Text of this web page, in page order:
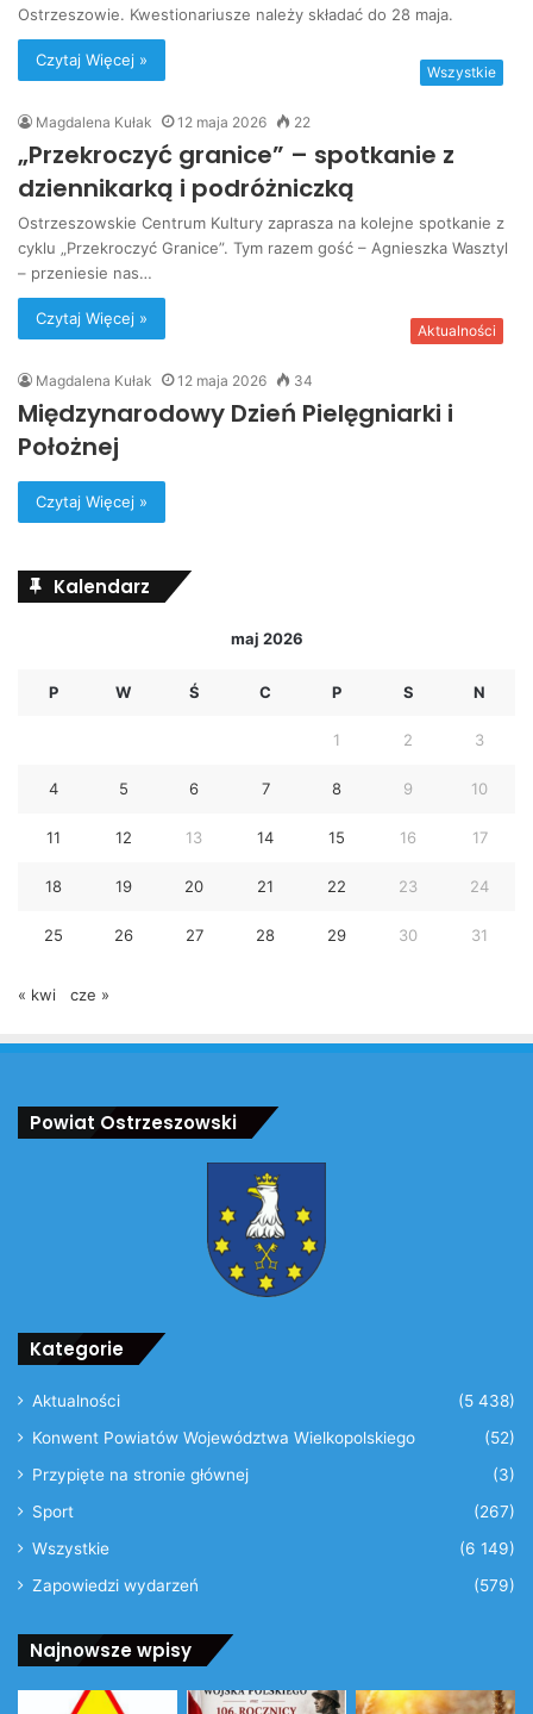
Ostrzeszowie. Kwestionariusze należy składać do 28 maja.
Czytaj Więcej »
Wszystkie
Magdalena Kułak 12 maja 2026 22
„Przekroczyć granice” – spotkanie z
dziennikarką i podróżniczką
Ostrzeszowskie Centrum Kultury zaprasza na kolejne spotkanie z
cyklu „Przekroczyć Granice”. Tym razem gość – Agnieszka Wasztyl
– przeniesie nas…
Czytaj Więcej »
Aktualności
Magdalena Kułak 12 maja 2026 34
Międzynarodowy Dzień Pielęgniarki i
Położnej
Czytaj Więcej »
Kalendarz
maj 2026
P W Ś C P S N
1 2 3
4 5 6 7 8 9 10
11 12 13 14 15 16 17
18 19 20 21 22 23 24
25 26 27 28 29 30 31
« kwi cze »
Powiat Ostrzeszowski
Kategorie
Aktualności
(5 438)
Konwent Powiatów Województwa Wielkopolskiego
(52)
Przypięte na stronie głównej
(3)
Sport
(267)
Wszystkie
(6 149)
Zapowiedzi wydarzeń
(579)
Najnowsze wpisy